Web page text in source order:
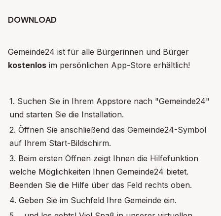
DOWNLOAD
Gemeinde24 ist für alle Bürgerinnen und Bürger
kostenlos im persönlichen App-Store erhältlich!
1. Suchen Sie in Ihrem Appstore nach "Gemeinde24"
und starten Sie die Installation.
2. Öffnen Sie anschließend das Gemeinde24-Symbol
auf Ihrem Start-Bildschirm.
3. Beim ersten Öffnen zeigt Ihnen die Hilfefunktion
welche Möglichkeiten Ihnen Gemeinde24 bietet.
Beenden Sie die Hilfe über das Feld rechts oben.
4. Geben Sie im Suchfeld Ihre Gemeinde ein.